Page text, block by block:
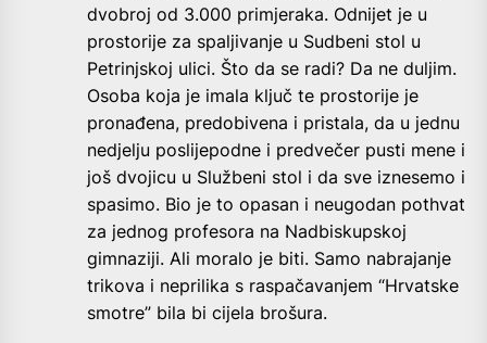
dvobroj od 3.000 primjeraka. Odnijet je u
prostorije za spaljivanje u Sudbeni stol u
Petrinjskoj ulici. Što da se radi? Da ne duljim.
Osoba koja je imala ključ te prostorije je
pronađena, predobivena i pristala, da u jednu
nedjelju poslijepodne i predvečer pusti mene i
još dvojicu u Službeni stol i da sve iznesemo i
spasimo. Bio je to opasan i neugodan pothvat
za jednog profesora na Nadbiskupskoj
gimnaziji. Ali moralo je biti. Samo nabrajanje
trikova i neprilika s raspačavanjem “Hrvatske
smotre” bila bi cijela brošura.